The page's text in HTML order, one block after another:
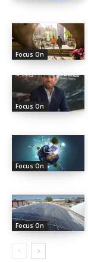
Focus On
Focus On
Focus On
Focus On